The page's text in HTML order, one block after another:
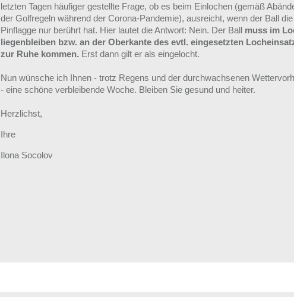
letzten Tagen häufiger gestellte Frage, ob es beim Einlochen (gemäß
der Golfregeln während der Corona-Pandemie), ausreicht, wenn der Ball die
Pinflagge nur berührt hat. Hier lautet die Antwort: Nein. Der Ball muss im
liegenbleiben bzw. an der Oberkante des evtl. eingesetzten
zur Ruhe kommen. Erst dann gilt er als eingelocht.
Nun wünsche ich Ihnen - trotz Regens und der durchwachsenen
- eine schöne verbleibende Woche. Bleiben Sie gesund und heiter.
Herzlichst,
Ihre
Ilona Socolov